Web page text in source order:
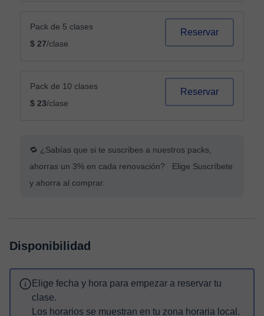
Pack de 5 clases
$ 27/clase
Reservar
Pack de 10 clases
$ 23/clase
Reservar
🔁 ¿Sabías que si te suscribes a nuestros packs,
ahorras un 3% en cada renovación? Elige Suscríbete
y ahorra al comprar.
Disponibilidad
Elige fecha y hora para empezar a reservar tu
clase.
Los horarios se muestran en tu zona horaria local.